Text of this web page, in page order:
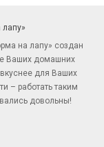
на лапу» создан
Ваших домашних
для Ваших
– работать таким
довольны!